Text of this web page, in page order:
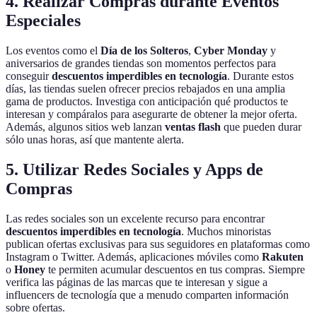
Especiales
Los eventos como el Día de los Solteros, Cyber Monday y
aniversarios de grandes tiendas son momentos perfectos para
conseguirdescuentos imperdibles en tecnología. Durante estos
días, las tiendas suelen ofrecer precios rebajados en una amplia
gama de productos. Investiga con anticipación qué productos te
interesan y compáralos para asegurarte de obtener la mejor oferta.
Además, algunos sitios web lanzan ventas flash que pueden durar
sólo unas horas, así que mantente alerta.
5. Utilizar Redes Sociales y Apps de
Compras
Las redes sociales son un excelente recurso para encontrar
descuentos imperdibles en tecnología. Muchos minoristas
publican ofertas exclusivas para sus seguidores en plataformas como
Instagram o Twitter. Además, aplicaciones móviles como Rakuten
o Honey te permiten acumular descuentos en tus compras. Siempre
verifica las páginas de las marcas que te interesan y sigue a
influencers de tecnología que a menudo comparten información
sobre ofertas.